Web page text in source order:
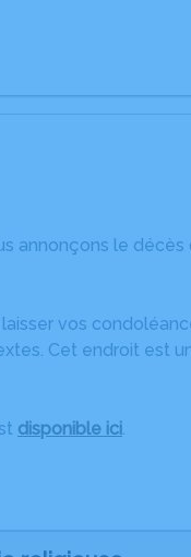
annonçons le
vos
Cet endroit est
disponible ici.